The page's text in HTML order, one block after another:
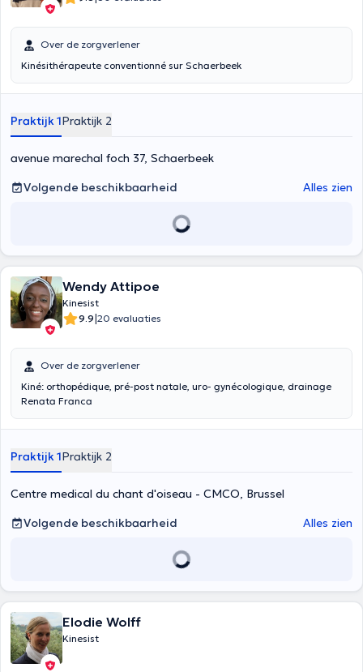
Over de zorgverlener
Kinésithérapeute conventionné sur Schaerbeek
Praktijk 1Praktijk 2
avenue marechal foch 37, Schaerbeek
Volgende beschikbaarheid
Alles zien
Wendy Attipoe
Kinesist
9.9|20 evaluaties
Over de zorgverlener
Kiné: orthopédique, pré-post natale, uro- gynécologique, drainage
Renata Franca
Praktijk 1Praktijk 2
Centre medical du chant d'oiseau - CMCO, Brussel
Volgende beschikbaarheid
Alles zien
Elodie Wolff
Kinesist